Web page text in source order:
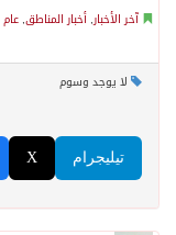
آخر الأخبار, أخبار المناطق, عام
لا يوجد وسوم
X تيليجرام